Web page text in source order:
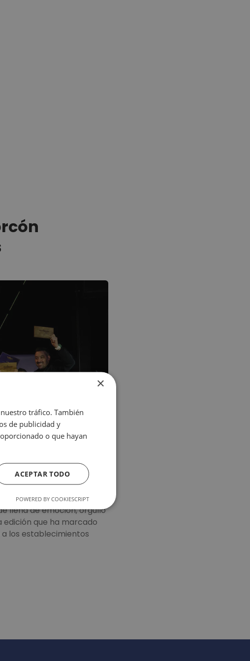
llena de emoción, orgullo
que ha marcado
los establecimientos
×
tráfico. También
de publicidad y
o que hayan
ACEPTAR TODO
POWERED BY COOKIESCRIPT